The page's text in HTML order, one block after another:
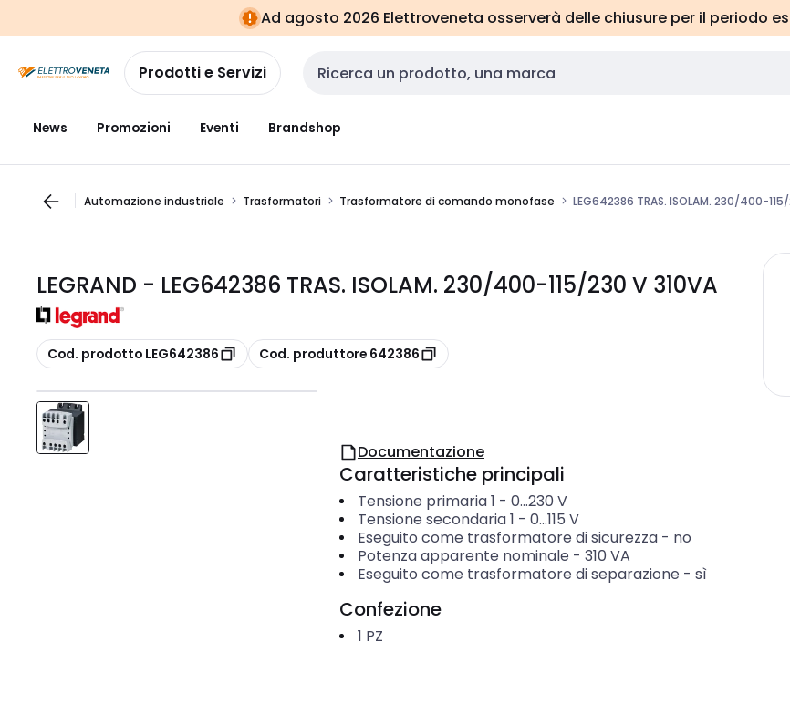
navigazionealla
pagina
Ad agosto 2026 Elettroveneta osserverà delle chiusure per il periodo
Prodotti e Servizi Cerca input
News Promozioni Eventi Brandshop
Automazione industriale Trasformatori Trasformatore di comando monofase LEG642386 TRAS. ISOLAM. 230/400-
LEGRAND - LEG642386 TRAS. ISOLAM. 230/400-115/230 V 310VA
copia
Cod. prodotto LEG642386 copia
Cod. produttore 642386
Documentazione
Caratteristiche principali
Tensione primaria 1 - 0...230 V
Tensione secondaria 1 - 0...115 V
Eseguito come trasformatore di sicurezza- no
Potenza apparente nominale - 310 VA
Eseguito come trasformatore di separazione - sì
Confezione
1 PZ